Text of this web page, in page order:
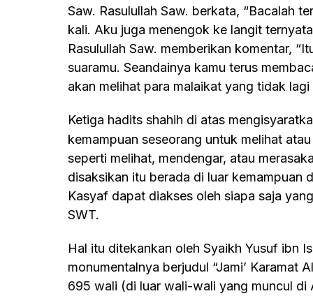
Saw. Rasulullah Saw. berkata, “Bacalah
kali. Aku juga menengok ke langit
Rasulullah Saw. memberikan komentar,
suaramu. Seandainya kamu terus
akan melihat para malaikat yang tidak
Ketiga hadits shahih di atas
kemampuan seseorang untuk melihat
seperti melihat, mendengar, atau
disaksikan itu berada di luar kemampuan
Kasyaf dapat diakses oleh siapa saja
SWT.
Hal itu ditekankan oleh Syaikh Yusuf ibn Ismail An-Nabhani dalam karya
monumentalnya berjudul “Jami’ Karamat
695 wali (di luar wali-wali yang muncul di